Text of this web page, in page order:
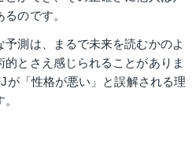
のです。
測は、まるで未来を読むかのよ
とさえ感じられることがありま
が「性格が悪い」と誤解される理